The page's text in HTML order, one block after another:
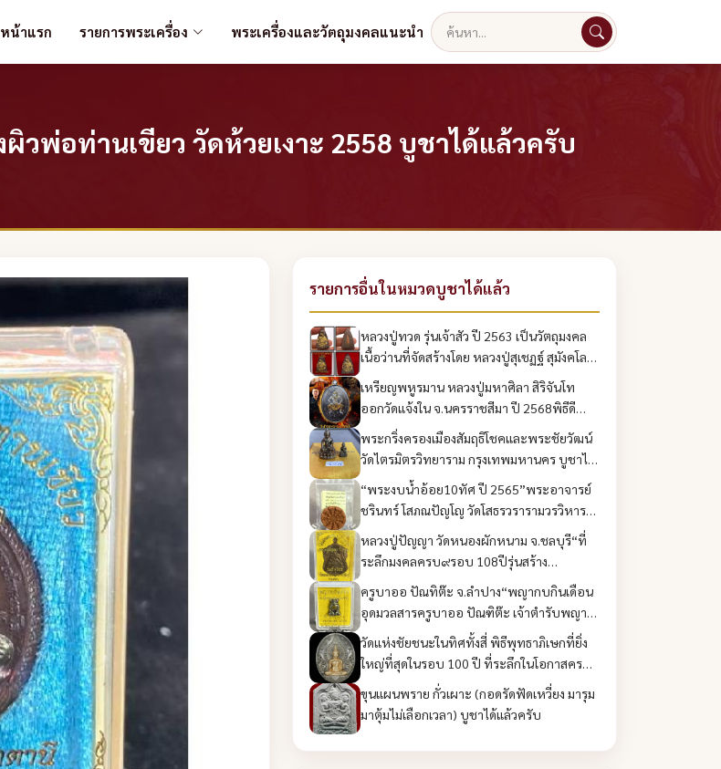
หน้าแรก รายการพระเครื่อง พระเครื่องและวัตถุมงคลแนะนำ
วพ่อท่านเขียว วัดห้วยเงาะ 2558 บูชาได้แล้วครับ
รายการอื่นในหมวดบูชาได้แล้ว
หลวงปู่ทวด รุ่นเจ้าสัว ปี 2563 เป็นวัตถุมงคล
เนื้อว่านที่จัดสร้างโดย หลวงปู่สุเชฏฐ์ สุมังคโล
(หลวงพ่อตาทิพย์) วัดเขานางรักษ์ จังหวัด
ชัยภูมิ บูชาได้แล้วครับ
เหรียญพหูรมาน หลวงปู่มหาศิลา สิริจันโท
ออกวัดแจ้งใน จ.นครราชสีมา ปี 2568พิธีดี
บูชาได้แล้วครับ
พระกริ่งครองเมืองสัมฤธิโชคและพระชัยวัฒน์
วัดไตรมิตรวิทยาราม กรุงเทพมหานคร บูชาได้
“พระงบน้ำอ้อย10ทัศ ปี 2565”พระอาจารย์
ชรินทร์ โสภณปัญโญ วัดโสธรวรารามวรวิหาร
จ.ฉะเชิงเทรา บูชาได้แล้วครับ
หลวงปู่ปัญญา วัดหนองผักหนาม จ.ชลบุรี“ที่
ระลึกมงคลครบ๙รอบ 108ปีรุ่นสร้าง
วิหาร๕๖“ บูชาได้แล้วครับ
ครูบาออ ปัณทิต๊ะ จ.ลำปาง“พญากบกินเดือน
อุดมวลสารครูบาออ ปัณฑิต๊ะ เจ้าตำรับพญา
กบกินเดือน” บูชาได้แล้วครับ
วัดแห่งชัยชนะในทิศทั้งสี่ พิธีพุทธาภิเษกที่ยิ่ง
ใหญ่ที่สุดในรอบ 100 ปี ที่ระลึกในโอกาสครบ
รอบ 100 ปี สถานีตำรวจนครบาลชนะสงคราม
บูชาได้แล้วครับ
ขุนแผนพราย กั่วเผาะ (กอดรัดฟัดเหวี่ยง มารุม
มาตุ้มไม่เลือกเวลา) บูชาได้แล้วครับ